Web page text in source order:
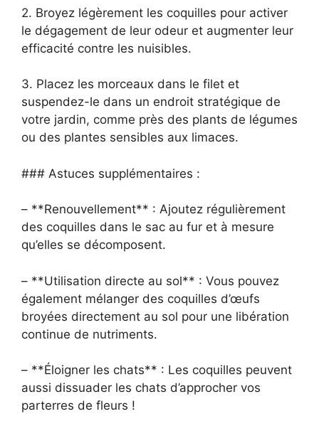
2. Broyez légèrement les coquilles pour activer
le dégagement de leur odeur et augmenter leur
efficacité contre les nuisibles.
3. Placez les morceaux dans le filet et
suspendez-le dans un endroit stratégique de
votre jardin, comme près des plants de légumes
ou des plantes sensibles aux limaces.
### Astuces supplémentaires :
– **Renouvellement** : Ajoutez régulièrement
des coquilles dans le sac au fur et à mesure
qu’elles se décomposent.
– **Utilisation directe au sol** : Vous pouvez
également mélanger des coquilles d’œufs
broyées directement au sol pour une libération
continue de nutriments.
– **Éloigner les chats** : Les coquilles peuvent
aussi dissuader les chats d’approcher vos
parterres de fleurs !